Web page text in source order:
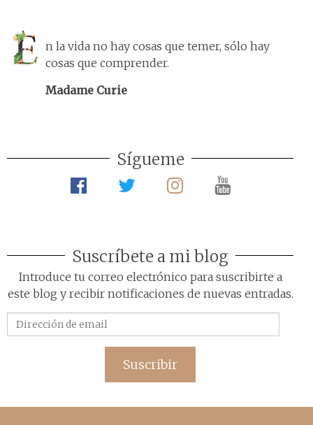
n la vida no hay cosas que temer, sólo hay
cosas que comprender.
Madame Curie
Sígueme
Suscríbete a mi blog
Introduce tu correo electrónico para suscribirte a
este blog y recibir notificaciones de nuevas entradas.
de
Suscribir